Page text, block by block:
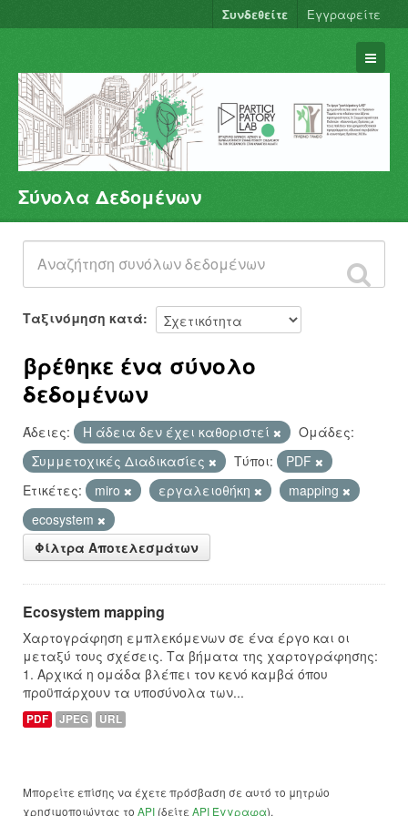
Συνδεθείτε Εγγραφείτε
Σύνολα Δεδομένων
Φορείς
Ομάδες
Σχετικά
Σύνολα Δεδομένων
Ταξινόμηση κατά
βρέθηκε ένα σύνολο
δεδομένων
Άδειες: Η άδεια δεν έχει καθοριστεί
Ομάδες:
Συμμετοχικές Διαδικασίες
Τύποι:
PDF
Ετικέτες:
miro εργαλειοθήκη
mapping
ecosystem
Φίλτρα Αποτελεσμάτων
Ecosystem mapping
Χαρτογράφηση εμπλεκόμενων σε ένα έργο και οι
μεταξύ τους σχέσεις. Τα βήματα της χαρτογράφησης:
1. Αρχικά η ομάδα βλέπει τον κενό καμβά όπου
προϋπάρχουν τα υποσύνολα των...
PDF JPEG URL
Μπορείτε επίσης να έχετε πρόσβαση σε αυτό το μητρώο
χρησιμοποιώντας το API (δείτε API Έγγραφα).